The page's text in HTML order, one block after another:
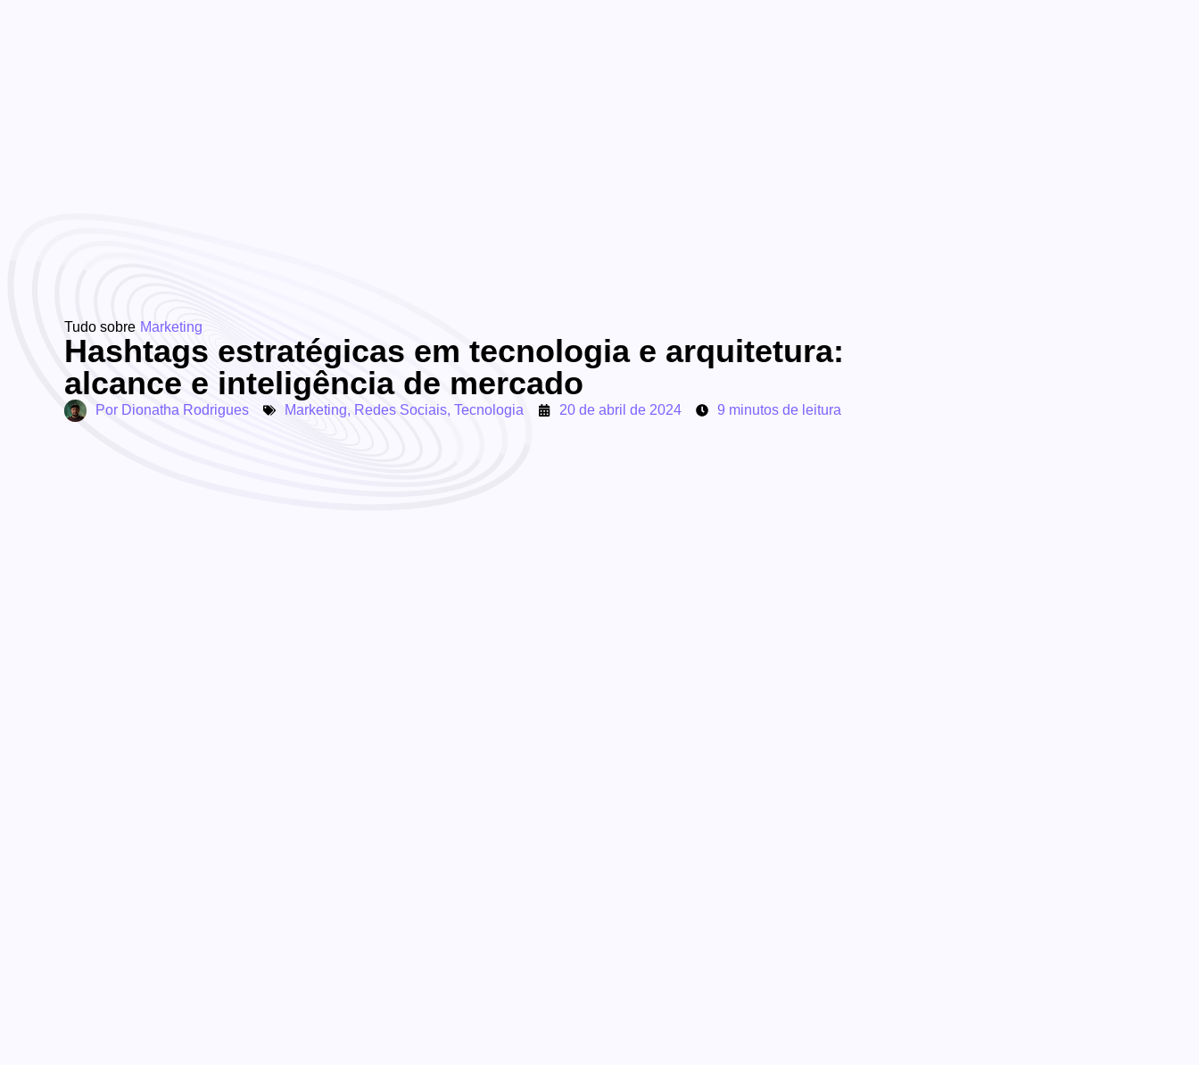
Tudo sobre Marketing
Hashtags estratégicas em tecnologia e arquitetura:
alcance e inteligência de mercado
Por Dionatha Rodrigues Marketing, Redes Sociais, Tecnologia 20 de abril de 2024 9 minutos de leitura